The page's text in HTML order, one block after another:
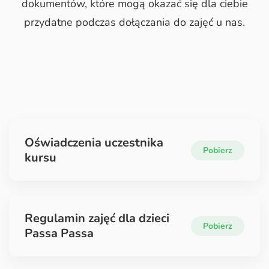
dokumentów, które mogą okazać się dla ciebie
przydatne podczas dołączania do zajęć u nas.
Oświadczenia uczestnika
kursu
Pobierz
Regulamin zajęć dla dzieci
Passa Passa
Pobierz